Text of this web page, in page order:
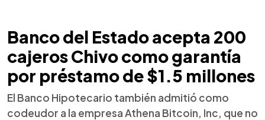
Banco del Estado acepta 200
cajeros Chivo como garantía
por préstamo de $1.5 millones
El Banco Hipotecario también admitió como
codeudor a la empresa Athena Bitcoin, Inc, que no